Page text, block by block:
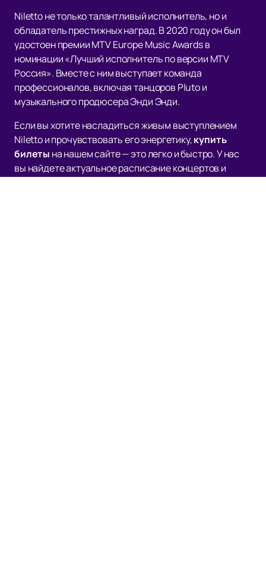
Niletto не только талантливый исполнитель, но и
обладатель престижных наград. В 2020 году он был
удостоен премии MTV Europe Music Awards в
номинации «Лучший исполнитель по версии MTV
Россия». Вместе с ним выступает команда
профессионалов, включая танцоров Pluto и
музыкального продюсера Энди Энди.
Если вы хотите насладиться живым выступлением
Niletto и прочувствовать его энергетику,купить
билеты на нашем сайте — это легко и быстро. У нас
вы найдете актуальное расписание концертов и